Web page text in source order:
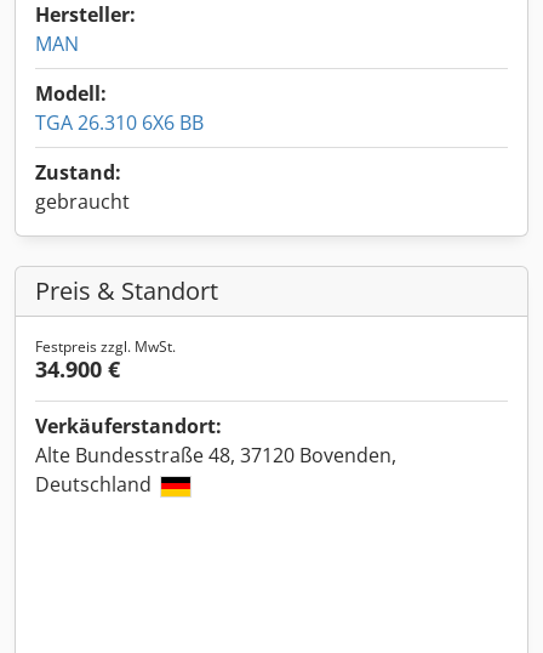
Hersteller:
MAN
Modell:
TGA 26.310 6X6 BB
Zustand:
gebraucht
Preis & Standort
Festpreis zzgl. MwSt.
34.900 €
Verkäuferstandort:
Alte Bundesstraße 48, 37120 Bovenden,
Deutschland